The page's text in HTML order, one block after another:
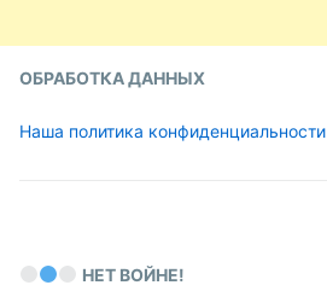
ОБРАБОТКА ДАННЫХ
Наша политика конфиденциальности
НЕТ ВОЙНЕ!